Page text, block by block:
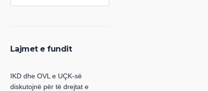
Lajmet e fundit
IKD dhe OVL e UÇK-së
diskutojnë për të drejtat e